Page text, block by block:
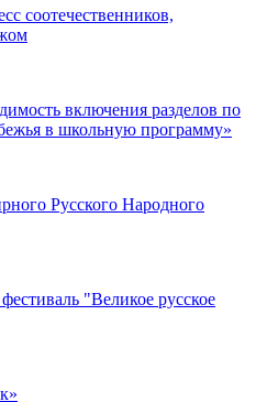
соотечественников,
включения разделов по
в школьную программу»
Русского Народного
"Великое русское